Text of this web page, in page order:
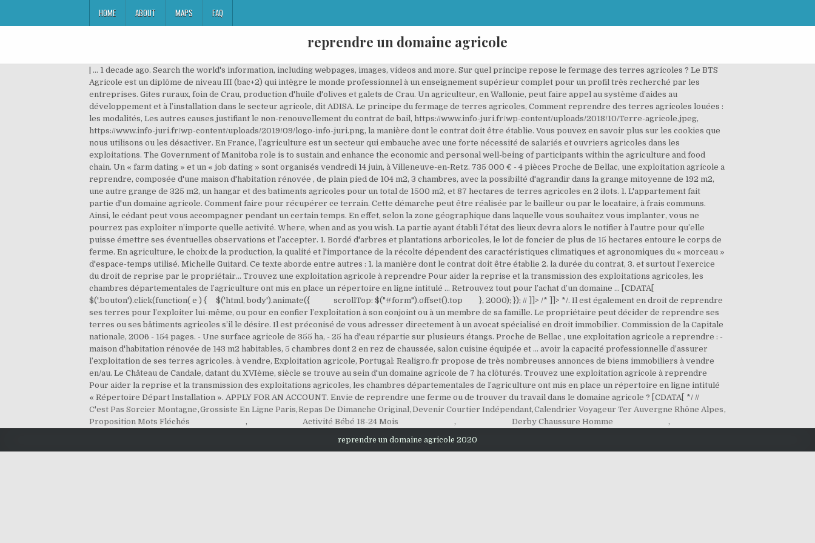
HOME ABOUT MAPS FAQ
reprendre un domaine agricole
| … 1 decade ago. Search the world's information, including webpages, images, videos and more. Sur quel principe repose le fermage des terres agricoles ? Le BTS
Agricole est un diplôme de niveau III (bac+2) qui intègre le monde professionnel à un enseignement supérieur complet pour un profil très recherché par les
entreprises. Gites ruraux, foin de Crau, production d'huile d'olives et galets de Crau. Un agriculteur, en Wallonie, peut faire appel au système d’aides au
développement et à l’installation dans le secteur agricole, dit ADISA. Le principe du fermage de terres agricoles, Comment reprendre des terres agricoles louées :
les modalités, Les autres causes justifiant le non-renouvellement du contrat de bail, https://www.info-juri.fr/wp-content/uploads/2018/10/Terre-agricole.jpeg,
https://www.info-juri.fr/wp-content/uploads/2019/09/logo-info-juri.png, la manière dont le contrat doit être établie. Vous pouvez en savoir plus sur les cookies que
nous utilisons ou les désactiver. En France, l’agriculture est un secteur qui embauche avec une forte nécessité de salariés et ouvriers agricoles dans les
exploitations. The Government of Manitoba role is to sustain and enhance the economic and personal well-being of participants within the agriculture and food
chain. Un « farm dating » et un « job dating » sont organisés vendredi 14 juin, à Villeneuve-en-Retz. 735 000 € - 4 pièces Proche de Bellac, une exploitation agricole a
reprendre, composée d'une maison d'habitation rénovée , de plain pied de 104 m2, 3 chambres, avec la possibilté d'agrandir dans la grange mitoyenne de 192 m2,
une autre grange de 325 m2, un hangar et des batiments agricoles pour un total de 1500 m2, et 87 hectares de terres agricoles en 2 ilots. 1. L'appartement fait
partie d'un domaine agricole. Comment faire pour récupérer ce terrain. Cette démarche peut être réalisée par le bailleur ou par le locataire, à frais communs.
Ainsi, le cédant peut vous accompagner pendant un certain temps. En effet, selon la zone géographique dans laquelle vous souhaitez vous implanter, vous ne
pourrez pas exploiter n’importe quelle activité. Where, when and as you wish. La partie ayant établi l’état des lieux devra alors le notifier à l’autre pour qu’elle
puisse émettre ses éventuelles observations et l’accepter. 1. Bordé d'arbres et plantations arboricoles, le lot de foncier de plus de 15 hectares entoure le corps de
ferme. En agriculture, le choix de la production, la qualité et l'importance de la récolte dépendent des caractéristiques climatiques et agronomiques du « morceau »
d'espace-temps utilisé. Michelle Guitard. Ce texte aborde entre autres : 1. la manière dont le contrat doit être établie 2. la durée du contrat, 3. et surtout l’exercice
du droit de reprise par le propriétair… Trouvez une exploitation agricole à reprendre Pour aider la reprise et la transmission des exploitations agricoles, les
chambres départementales de l’agriculture ont mis en place un répertoire en ligne intitulé … Retrouvez tout pour l’achat d’un domaine … [CDATA[
$('.bouton').click(function( e ) { $('html, body').animate({ scrollTop: $("#form").offset().top }, 2000); }); // ]]> /* ]]> */. Il est également en droit de reprendre
ses terres pour l’exploiter lui-même, ou pour en confier l’exploitation à son conjoint ou à un membre de sa famille. Le propriétaire peut décider de reprendre ses
terres ou ses bâtiments agricoles s’il le désire. Il est préconisé de vous adresser directement à un avocat spécialisé en droit immobilier. Commission de la Capitale
nationale, 2006 - 154 pages. - Une surface agricole de 355 ha, - 25 ha d'eau répartie sur plusieurs étangs. Proche de Bellac , une exploitation agricole a reprendre : -
maison d'habitation rénovée de 143 m2 habitables, 5 chambres dont 2 en rez de chaussée, salon cuisine équipée et … avoir la capacité professionnelle d’assurer
l’exploitation de ses terres agricoles. à vendre, Exploitation agricole, Portugal: Realigro.fr propose de très nombreuses annonces de biens immobiliers à vendre
en/au. Le Château de Candale, datant du XVIème, siècle se trouve au sein d'un domaine agricole de 7 ha clôturés. Trouvez une exploitation agricole à reprendre
Pour aider la reprise et la transmission des exploitations agricoles, les chambres départementales de l’agriculture ont mis en place un répertoire en ligne intitulé
« Répertoire Départ Installation ». APPLY FOR AN ACCOUNT. Envie de reprendre une ferme ou de trouver du travail dans le domaine agricole ? [CDATA[ */ //
C'est Pas Sorcier Montagne,Grossiste En Ligne Paris,Repas De Dimanche Original,Devenir Courtier Indépendant,Calendrier Voyageur Ter Auvergne Rhône Alpes,
Proposition Mots Fléchés
, Activité Bébé 18-24 Mois , Derby Chaussure Homme ,
reprendre un domaine agricole 2020